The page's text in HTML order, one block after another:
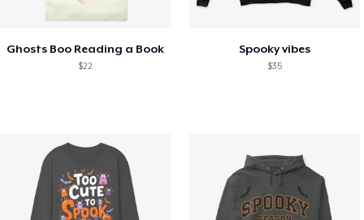
Ghosts Boo Reading a Book
$22
Spooky vibes
$35